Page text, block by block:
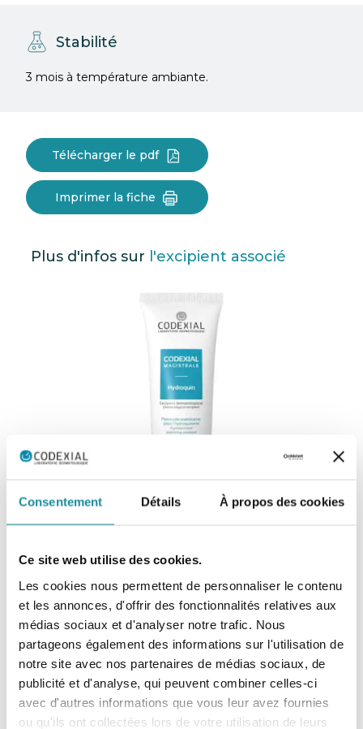
Consentement Détails À propos des cookies
Ce site web utilise des cookies.
Les cookies nous permettent de personnaliser le contenu
et les annonces, d'offrir des fonctionnalités relatives aux
médias sociaux et d'analyser notre trafic. Nous
partageons également des informations sur l'utilisation de
notre site avec nos partenaires de médias sociaux, de
publicité et d'analyse, qui peuvent combiner celles-ci
avec d'autres informations que vous leur avez fournies
ou qu'ils ont collectées lors de votre utilisation de leurs
Stabilité
3 mois à température ambiante.
Télécharger le pdf
Imprimer la fiche
Plus d'infos sur l'excipient associé
Codexial Hydroquin
EXCIPIENT DERMATOLOGIQUE
En savoir plus